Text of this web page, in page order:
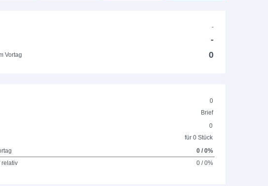
-
-
Vortag 0
0
Brief
0
für 0 Stück
0 / 0%
relativ
0 / 0%